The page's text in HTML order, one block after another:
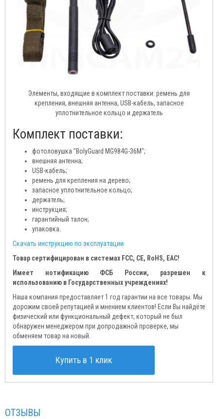
Элементы, входящие в комплект поставки: ремень для
крепления, внешняя антенна, USB-кабель, запасное
уплотнительное кольцо и держатель
Комплект поставки:
фотоловушка "BolyGuard MG984G-36M";
внешняя антенна;
USB-кабель;
ремень для крепления на дерево;
запасное уплотнительное кольцо;
держатель;
инструкция;
гарантийный талон;
упаковка.
Скачать инструкцию по эксплуатации
Товар сертифицирован в системах FCC, CE, RoHS, EAC!
Имеет нотификацию ФСБ России, разрешен к
использованию в Государственных учреждениях!
Наша компания предоставляет 1 год гарантии на все товары. Мы
дорожим своей репутацией и мнением клиентов! Если Вы найдёте
физический или функциональный дефект, который не был
обнаружен менеджером при допродажной проверке, мы
обменяем товар на новый.
Купить в 1 клик
ОТЗЫВЫ